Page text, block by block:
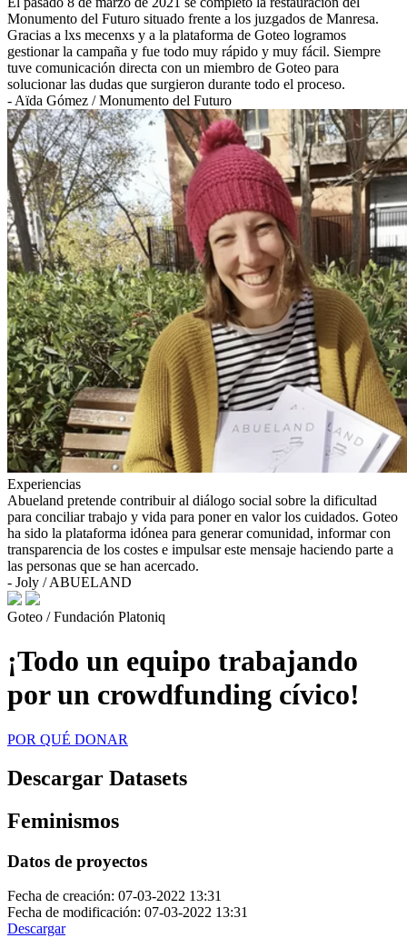
Monumento del Futuro situado frente a los juzgados de Manresa.
Gracias a lxs mecenxs y a la plataforma de Goteo logramos
gestionar la campaña y fue todo muy rápido y muy fácil. Siempre
tuve comunicación directa con un miembro de Goteo para
solucionar las dudas que surgieron durante todo el proceso.
- Aïda Gómez / Monumento del Futuro
Experiencias
Abueland pretende contribuir al diálogo social sobre la dificultad
para conciliar trabajo y vida para poner en valor los cuidados. Goteo
ha sido la plataforma idónea para generar comunidad, informar con
transparencia de los costes e impulsar este mensaje haciendo parte a
las personas que se han acercado.
- Joly / ABUELAND
Goteo / Fundación Platoniq
¡Todo un equipo trabajando
por un crowdfunding cívico!
POR QUÉ DONAR
Descargar Datasets
Feminismos
Datos de proyectos
Fecha de creación: 07-03-2022 13:31
Fecha de modificación: 07-03-2022 13:31
Descargar